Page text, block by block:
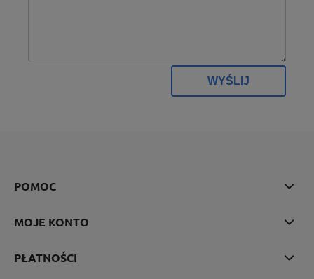
WYŚLIJ
POMOC
MOJE KONTO
PŁATNOŚCI